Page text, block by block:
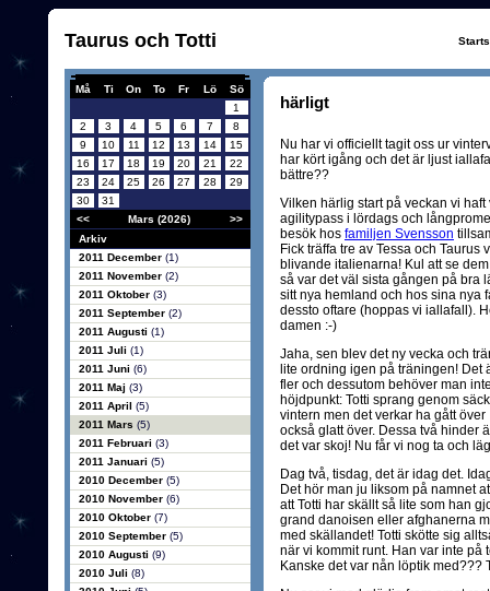
Taurus och Totti
Må Ti On To Fr Lö
Sö
1
2
3 4 5 6 7
8
9
10 11 12 13 14
15
16
17 18 19 20 21
22
23
24 25 26 27 28
29
30
31
<<
Mars (2026)
>>
Arkiv
2011 December (1)
2011 November (2)
2011 Oktober (3)
2011 September (2)
2011 Augusti (1)
2011 Juli (1)
2011 Juni (6)
2011 Maj (3)
2011 April (5)
2011 Mars (5)
2011 Februari (3)
2011 Januari (5)
2010 December (5)
2010 November (6)
2010 Oktober (7)
2010 September (5)
2010 Augusti (9)
2010 Juli (8)
härligt
Nu har vi officiellt tagit oss ur
har kört igång och det är ljust
bättre??
Vilken härlig start på veckan vi
agilitypass i lördags och
besök hos familjen Svensson
Fick träffa tre av Tessa och
blivande italienarna! Kul att se
så var det väl sista gången på bra
sitt nya hemland och hos sina nya
dessto oftare (hoppas vi iallafall).
damen :-)
Jaha, sen blev det ny vecka och
lite ordning igen på träningen! Det
fler och dessutom behöver man
höjdpunkt: Totti sprang genom
vintern men det verkar ha gått
också glatt över. Dessa två hinder
det var skoj! Nu får vi nog ta och
Dag två, tisdag, det är idag det.
Det hör man ju liksom på namnet
att Totti har skällt så lite som han
grand danoisen eller afghanerna
med skällandet! Totti skötte sig
när vi kommit runt. Han var inte
Kanske det var nån löptik med???